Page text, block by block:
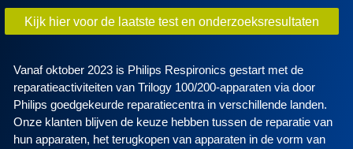
Kijk hier voor de laatste test en onderzoeksresultaten
Vanaf oktober 2023 is Philips Respironics gestart met de
reparatieactiviteiten van Trilogy 100/200-apparaten via door
Philips goedgekeurde reparatiecentra in verschillende landen.
Onze klanten blijven de keuze hebben tussen de reparatie van
hun apparaten, het terugkopen van apparaten in de vorm van